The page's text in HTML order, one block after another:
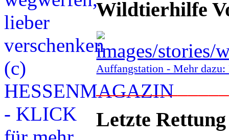
Wildtierhilfe
Auffangstation - Mehr
Letzte